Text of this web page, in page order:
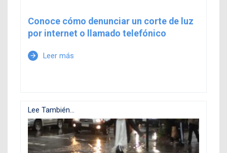
Conoce cómo denunciar un corte de luz
por internet o llamado telefónico
arrow_forward Leer más
Lee También...